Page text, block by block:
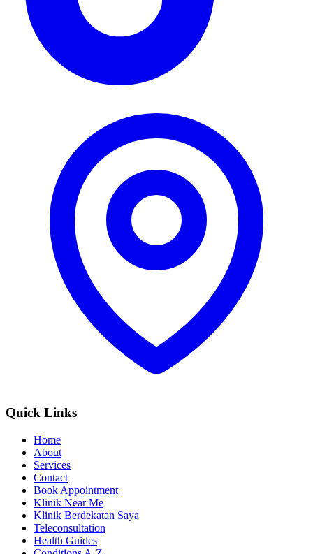
Quick Links
Home
About
Services
Contact
Book Appointment
Klinik Near Me
Klinik Berdekatan Saya
Teleconsultation
Health Guides